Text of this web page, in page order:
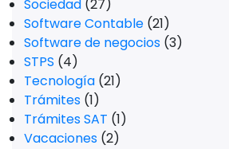
Sociedad (27)
Software Contable (21)
Software de negocios (3)
STPS (4)
Tecnología (21)
Trámites (1)
Trámites SAT (1)
Vacaciones (2)